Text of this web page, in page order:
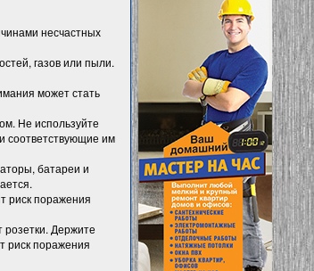
несчастных
газов или пыли.
может стать
Не используйте
соответствующие им
батареи и
риск поражения
розетки. Держите
риск поражения